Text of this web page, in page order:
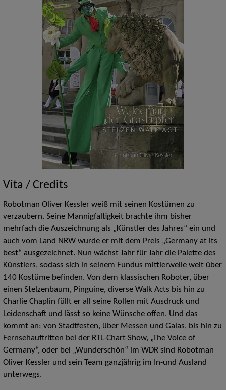
Vita / Credits
Robotman Oliver Kessler weiß mit seinen Kostümen zu
verzaubern. Seine Mannigfaltigkeit brachte ihm bisher
mehrfach die Auszeichnung als „Künstler des Jahres“ ein und
auch vom Land NRW wurde er mit dem Preis „Germany at its
best“ ausgezeichnet. Nun wächst Jahr für Jahr die Palette des
Künstlers, sodass sich in seinem Fundus mittlerweile weit über
140 Kostüme befinden. Von dem klassischen Roboter, über
einen Stelzenbaum, Pinguine, diverse Walk Acts bis hin zu
Charlie Chaplin füllt er all seine Rollen mit Ausdruck und
Leidenschaft und lässt so keine Wünsche offen. Und das
kommt an: von Stadtfesten, über Messen und Galas, bis hin zu
Fernsehauftritten bei der RTL-Chart-Show, „The Voice of
Germany“, oder bei „Wunderschön“ im WDR sind Robotman
Oliver Kessler und sein Team ganzjährig im In-und Ausland
unterwegs.